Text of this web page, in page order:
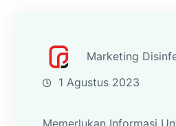
Marketing
1 Agustus 2023
Memerlukan Informasi